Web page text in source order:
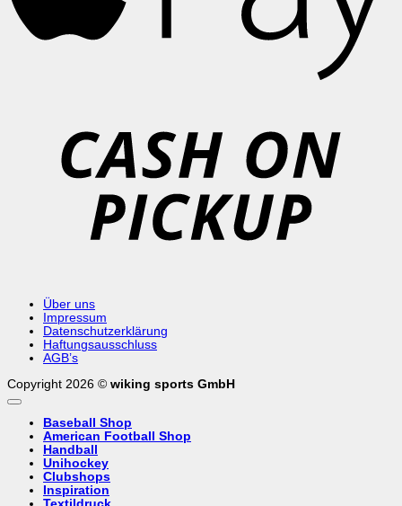
Über uns
Impressum
Datenschutzerklärung
Haftungsausschluss
AGB’s
Copyright 2026 © wiking sports GmbH
Baseball Shop
American Football Shop
Handball
Unihockey
Clubshops
Inspiration